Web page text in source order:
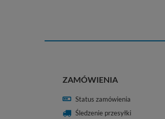
ZAMÓWIENIA
Status zamówienia
Śledzenie przesyłki